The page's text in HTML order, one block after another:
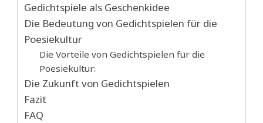
Gedichtspiele als Geschenkidee
Die Bedeutung von Gedichtspielen für die
Poesiekultur
Die Vorteile von Gedichtspielen für die
Poesiekultur:
Die Zukunft von Gedichtspielen
Fazit
FAQ